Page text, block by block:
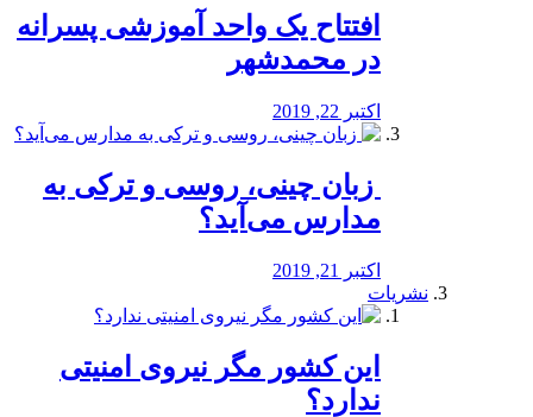
افتتاح یک واحد آموزشی پسرانه
در محمدشهر
اکتبر 22, 2019
️ زبان چینی، روسی و ترکی به
مدارس می‌آید؟
اکتبر 21, 2019
نشریات
این کشور مگر نیروی امنیتی
ندارد؟